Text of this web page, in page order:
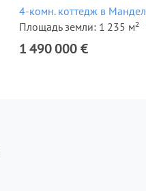
4-комн. коттедж в
Площадь земли: 1 235 м²
1 490 000 €